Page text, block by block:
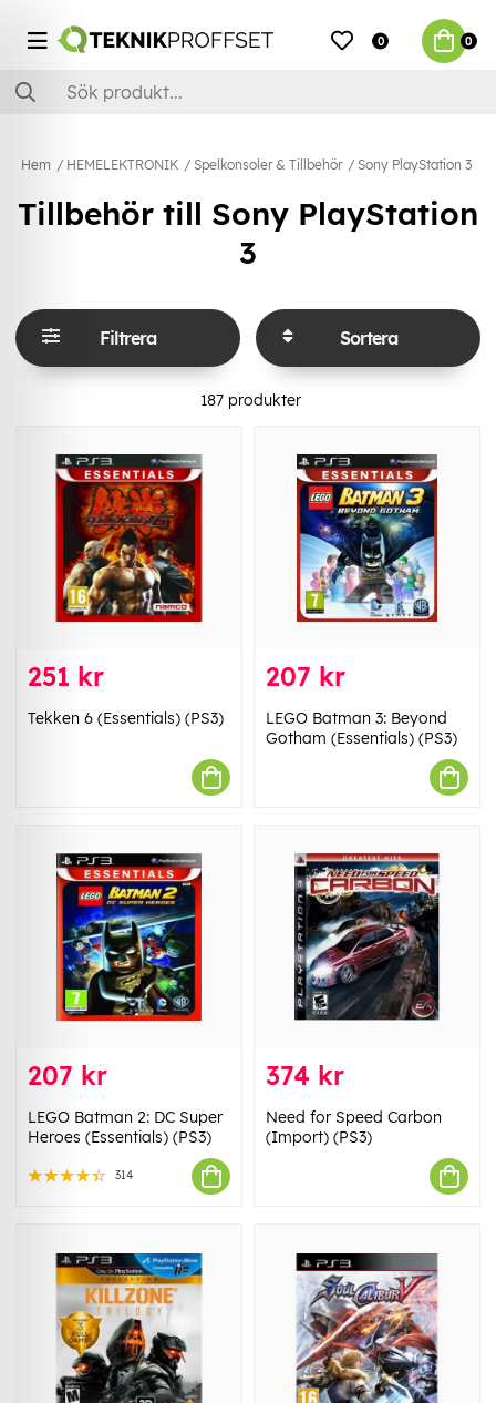
0 0
Hem HEMELEKTRONIK Spelkonsoler & Tillbehör Sony PlayStation 3
Tillbehör till Sony PlayStation
3
Filtrera Sortera
187produkter
251 kr
Tekken 6 (Essentials) (PS3)
207 kr
LEGO Batman 3: Beyond
Gotham (Essentials) (PS3)
207 kr
LEGO Batman 2: DC Super
Heroes (Essentials) (PS3)
314
374 kr
Need for Speed Carbon
(Import) (PS3)